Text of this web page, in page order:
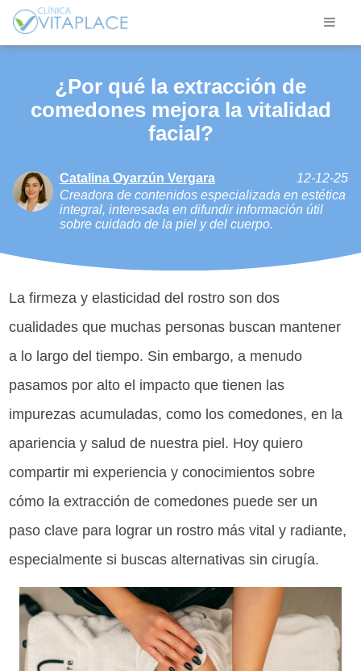
¿Por qué la extracción de
comedones mejora la vitalidad
facial?
Catalina Oyarzún Vergara
12-12-25
Creadora de contenidos especializada en estética
integral, interesada en difundir información útil
sobre cuidado de la piel y del cuerpo.
La firmeza y elasticidad del rostro son dos
cualidades que muchas personas buscan mantener
a lo largo del tiempo. Sin embargo, a menudo
pasamos por alto el impacto que tienen las
impurezas acumuladas, como los comedones, en la
apariencia y salud de nuestra piel. Hoy quiero
compartir mi experiencia y conocimientos sobre
cómo la extracción de comedones puede ser un
paso clave para lograr un rostro más vital y radiante,
especialmente si buscas alternativas sin cirugía.